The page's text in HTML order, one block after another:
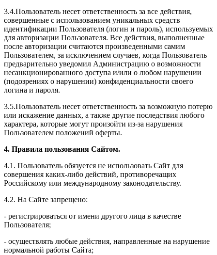
3.4.Пользователь несет ответственность за все действия,
совершенные с использованием уникальных средств
идентификации Пользователя (логин и пароль), используемых
для авторизации Пользователя. Все действия, выполненные
после авторизации считаются произведенными самим
Пользователем, за исключением случаев, когда Пользователь
предварительно уведомил Администрацию о возможности
несанкционированного доступа и/или о любом нарушении
(подозрениях о нарушении) конфиденциальности своего
логина и пароля.
3.5.Пользователь несет ответственность за возможную потерю
или искажение данных, а также другие последствия любого
характера, которые могут произойти из-за нарушения
Пользователем положений оферты.
4. Правила пользования Сайтом.
4.1. Пользователь обязуется не использовать Сайт для
совершения каких-либо действий, противоречащих
Российскому или международному законодательству.
4.2. На Сайте запрещено:
- регистрироваться от имени другого лица в качестве
Пользователя;
- осуществлять любые действия, направленные на нарушение
нормальной работы Сайта;